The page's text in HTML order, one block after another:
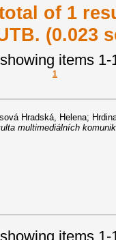
of 1
(0.023
items 1-
1
Hradská, Helena;
multimediálních
items 1-